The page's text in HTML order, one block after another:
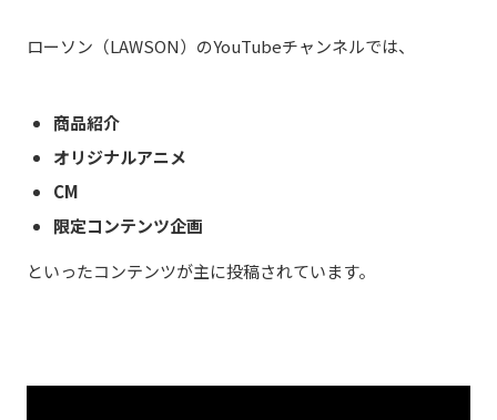
ローソン（LAWSON）のYouTubeチャンネルでは、
商品紹介
オリジナルアニメ
CM
限定コンテンツ企画
といったコンテンツが主に投稿されています。